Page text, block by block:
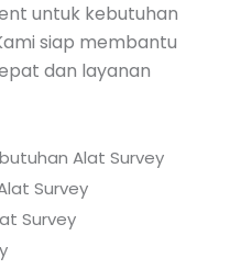
untuk kebutuhan
siap membantu
dan layanan
Alat Survey
Survey
Survey